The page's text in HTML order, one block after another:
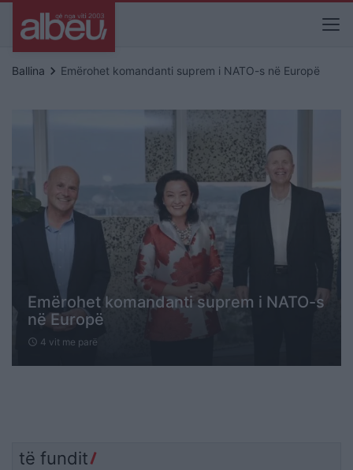
Ballina keyboard_arrow_right Emërohet komandanti suprem i NATO-s në Europë
Emërohet komandanti suprem i NATO-s
në Europë
schedule 4 vit me parë
të fundit